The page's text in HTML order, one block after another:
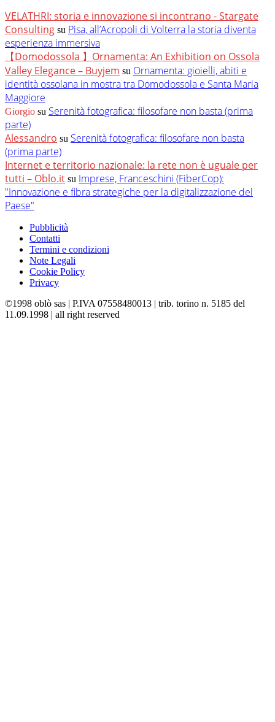
VELATHRI: storia e innovazione si incontrano - Stargate
Consulting su Pisa, all’Acropoli di Volterra la storia diventa
esperienza immersiva
【Domodossola 】Ornamenta: An Exhibition on Ossola
Valley Elegance – Buyjem su Ornamenta: gioielli, abiti e
identità ossolana in mostra tra Domodossola e Santa Maria
Maggiore
Giorgio su Serenità fotografica: filosofare non basta (prima
parte)
Alessandro su Serenità fotografica: filosofare non basta
(prima parte)
Internet e territorio nazionale: la rete non è uguale per
tutti – Oblo.it su Imprese, Franceschini (FiberCop):
"Innovazione e fibra strategiche per la digitalizzazione del
Paese"
Pubblicità
Contatti
Termini e condizioni
Note Legali
Cookie Policy
Privacy
©1998 oblò sas | P.IVA 07558480013 | trib. torino n. 5185 del
11.09.1998 | all right reserved